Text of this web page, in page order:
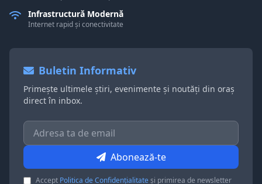
Infrastructură Modernă
Internet rapid și conectivitate
Buletin Informativ
Primește ultimele știri, evenimente și noutăți din oraș
direct în inbox.
Abonează-te
Accept Politica de Confidențialitateși primirea de newsletter